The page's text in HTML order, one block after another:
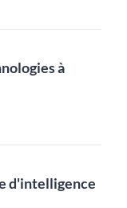
à
d'intelligence